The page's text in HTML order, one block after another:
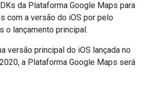
da Plataforma Google Maps para
com a versão do iOS por pelo
o lançamento principal.
versão principal do iOS lançada no
a Plataforma Google Maps será